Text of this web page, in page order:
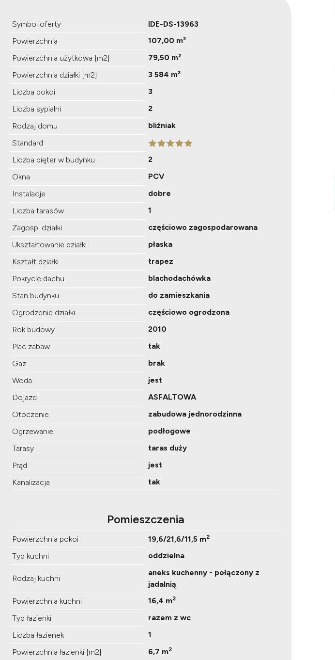
Symbol oferty
IDE-DS-13963
Powierzchnia
107,00 m²
Powierzchnia użytkowa [m2]
79,50 m²
Powierzchnia działki [m2]
3 584 m²
Liczba pokoi
3
Liczba sypialni
2
Rodzaj domu
bliźniak
Standard
Liczba pięter w budynku
2
Okna
PCV
Instalacje
dobre
Liczba tarasów
1
Zagosp. działki
częściowo zagospodarowana
Ukształtowanie działki
płaska
Kształt działki
trapez
Pokrycie dachu
blachodachówka
Stan budynku
do zamieszkania
Ogrodzenie działki
częściowo ogrodzona
Rok budowy
2010
Plac zabaw
tak
Gaz
brak
Woda
jest
Dojazd
ASFALTOWA
Otoczenie
zabudowa jednorodzinna
Ogrzewanie
podłogowe
Tarasy
taras duży
Prąd
jest
Kanalizacja
tak
Pomieszczenia
Powierzchnia pokoi 19,6/21,6/11,5 m2
Typ kuchni oddzielna
Rodzaj kuchni
aneks kuchenny - połączony z
jadalnią
Powierzchnia kuchni
16,4 m2
Typ łazienki
razem z wc
Liczba łazienek
1
Powierzchnia łazienki [m2]
6,7 m2